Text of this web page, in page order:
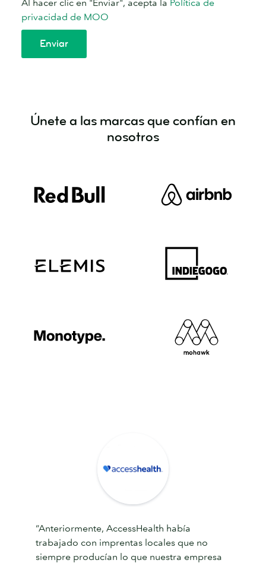
Únete a las marcas que confían en
nosotros
“Anteriormente, AccessHealth había
trabajado con imprentas locales que no
siempre producían lo que nuestra empresa